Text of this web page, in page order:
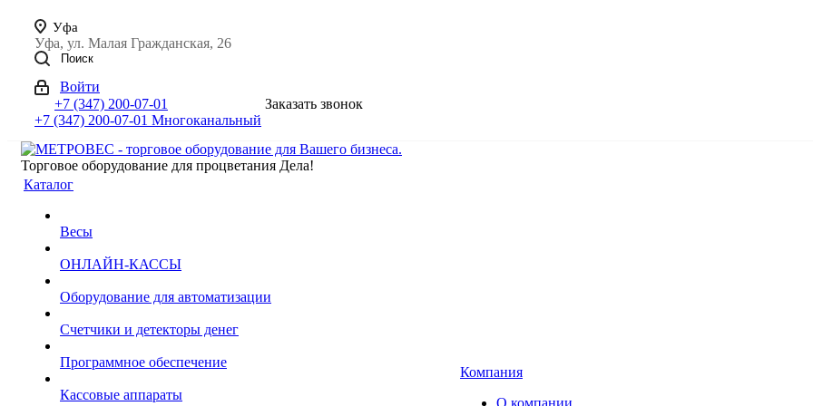
Уфа
Уфа, ул. Малая Гражданская, 26
Поиск
Войти
+7 (347) 200-07-01
+7 (347) 200-07-01 Многоканальный
Заказать звонок
Торговое оборудование для процветания Дела!
Каталог
Весы
ОНЛАЙН-КАССЫ
Оборудование для автоматизации
Счетчики и детекторы денег
Программное обеспечение
Кассовые аппараты
Компания
О компании